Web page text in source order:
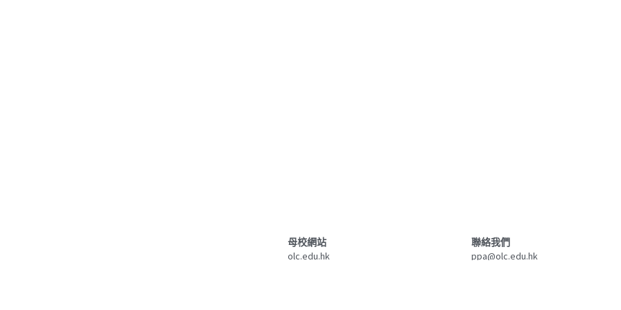
母校網站
olc.edu.hk
聯絡我們
ppa@olc.edu.hk